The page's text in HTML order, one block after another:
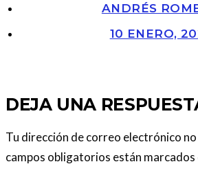
ANDRÉS
10 ENERO,
DEJA UNA
Tu dirección de correo electrónico
campos obligatorios están marcados